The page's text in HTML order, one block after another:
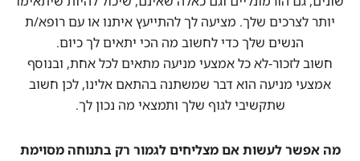
יותר לצרכים שלך. מציעה לך להתייעץ איתנו או עם רופא/ת
הנשים שלך כדי לחשוב מה הכי יתאים לך כיום.
חשוב לזכור-לא כל אמצעי מניעה מתאים לכל אחת, ובנוסף
אמצעי מניעה הוא דבר שמשתנה בהתאם אלינו, לכן חשוב
שתקשיבי לגוף שלך ותמצאי מה נכון לך.
מה אפשר לעשות אם מצליחים לגמור רק בתנוחה מסוימת